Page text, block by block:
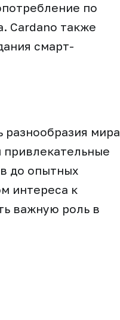
по
Cardano также
смарт-
мира
до опытных
интереса к
важную роль в